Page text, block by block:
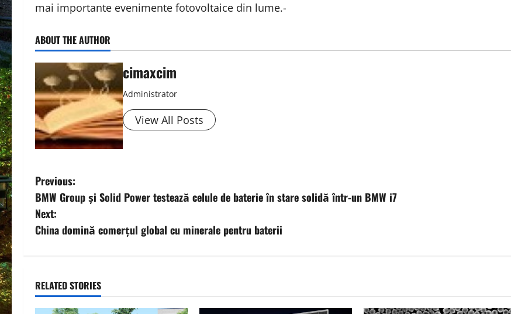
mai importante evenimente fotovoltaice din lume.-
ABOUT THE AUTHOR
cimaxcim
Administrator
View All Posts
P
o
s
n
a
Previous:
BMW Group și Solid Power testează celule de baterie în stare solidă într-un BMW i7
Next:
China domină comerțul global cu minerale pentru baterii
RELATED STORIES